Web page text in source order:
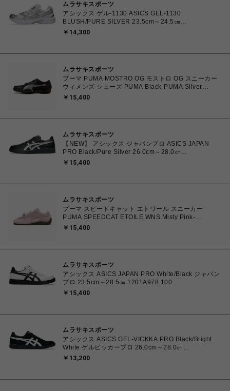
ムラサキスポーツ
アシックス ゲル-1130 ASICS GEL-1130
BLUSH/PURE SILVER 23.5cm～24.5㎝
1203A609.700 4571633242793 レディース スニーカ
￥14,300
ムラサキスポーツ
プーマ PUMA MOSTRO OG モストロ OG スニーカー
ウィメンズ シューズ PUMA Black-PUMA Silver
23.0cm～25.0㎝ 397330_17 4069157788854 【送料
￥15,400
ムラサキスポーツ
【NEW】 アシックス ジャパンプロ ASICS JAPAN
PRO Black/Pure Silver 26.0cm～28.0㎝
1203B205.001 4573690068224 メンズ スニーカー
￥15,400
ムラサキスポーツ
プーマ スピードキャット エトワール スニーカー
PUMA SPEEDCAT ETOILE WNS Misty Pink-
Chocolate Fondue 23.0cm～25.0㎝ 407673_03
￥15,400
ムラサキスポーツ
アシックス ASICS JAPAN PRO White/Black ジャパン
プロ 23.5cm～28.5㎝ 1201A978.100
4550457071079 メンズ レディース スニーカー スケ
￥15,400
ムラサキスポーツ
アシックス ASICS GEL-VICKKA PRO Black/Bright
White ゲルビッカープロ 26.0cm～28.0㎝
1201A486.006 4570158997553 メンズ スニーカー
￥13,200